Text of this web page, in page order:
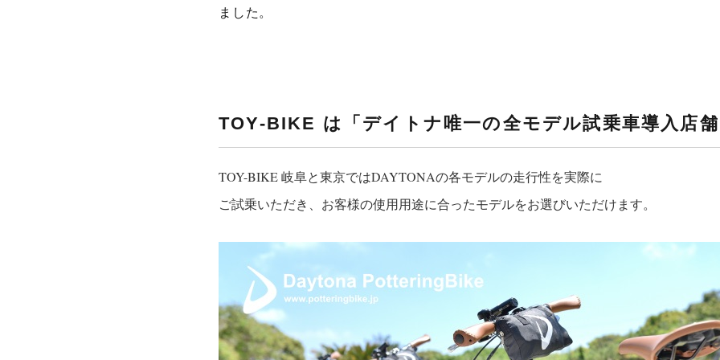
ました。
TOY-BIKE は「デイトナ唯一の全モデル試乗車導入店
TOY-BIKE 岐阜と東京ではDAYTONAの各モデルの走行性を実際に
ご試乗いただき、お客様の使用用途に合ったモデルをお選びいただけます。